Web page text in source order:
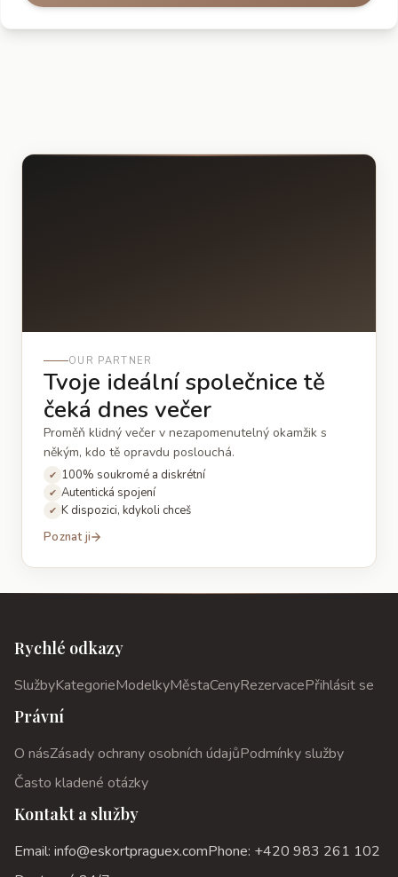
OUR PARTNER
Tvoje ideální společnice tě
čeká dnes večer
Proměň klidný večer v nezapomenutelný okamžik s
někým, kdo tě opravdu poslouchá.
✔ 100% soukromé a diskrétní
✔ Autentická spojení
✔ K dispozici, kdykoli chceš
Poznat ji
Rychlé odkazy
SlužbyKategorieModelkyMěstaCenyRezervacePřihlásit se
Právní
O násZásady ochrany osobních údajůPodmínky služby
Často kladené otázky
Kontakt a služby
Email: info@eskortpraguex.comPhone: +420 983 261 102